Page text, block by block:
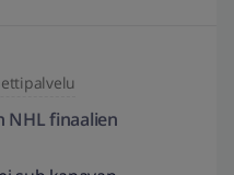
kohdalla. Sen voi k
NHL finaalien